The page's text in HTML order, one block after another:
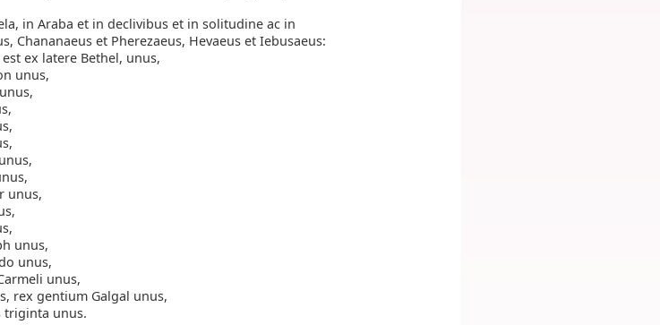
in Araba et in declivibus et in solitudine ac in
Chananaeus et Pherezaeus, Hevaeus et Iebusaeus:
ex latere Bethel, unus,
unus,
unus,
unus,
unus,
unus,
rex gentium Galgal unus,
triginta unus.